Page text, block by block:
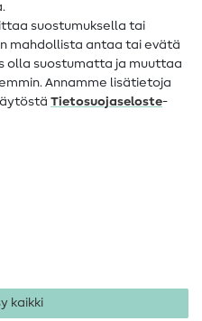
suostumuksella tai
mahdollista antaa tai evätä
olla suostumatta ja muuttaa
Annamme lisätietoja
Tietosuojaseloste-
kaikki